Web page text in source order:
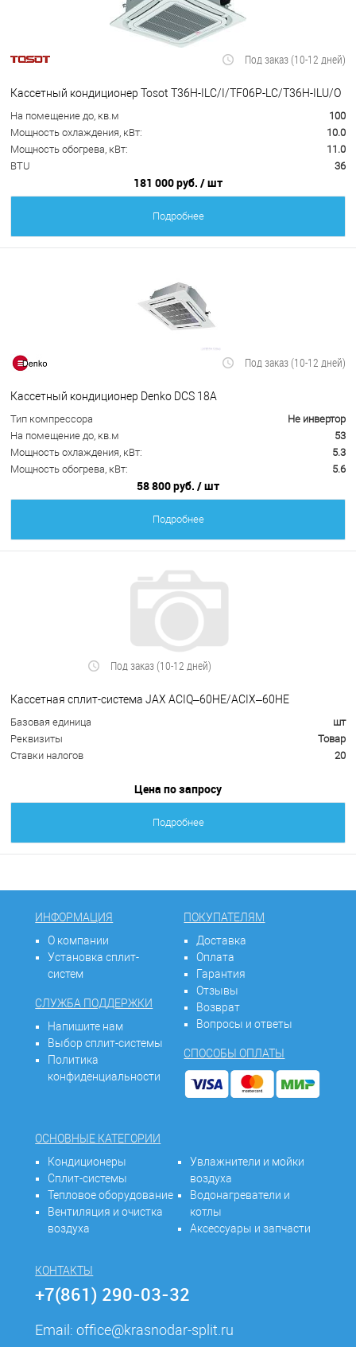
Под заказ (10-12 дней)
Кассетный кондиционер Tosot T36H-ILC/I/TF06P-LC/T36H-ILU/O
На помещение до, кв.м
100
Мощность охлаждения, кВт:
10.0
Мощность обогрева, кВт:
11.0
BTU
36
181 000 руб. / шт
Подробнее
Под заказ (10-12 дней)
Кассетный кондиционер Denko DCS 18A
Тип компрессора
Не инвертор
На помещение до, кв.м
53
Мощность охлаждения, кВт:
5.3
Мощность обогрева, кВт:
5.6
58 800 руб. / шт
Подробнее
Под заказ (10-12 дней)
Кассетная сплит-система JAX ACIQ–60HE/ACIX–60HE
Базовая единица
шт
Реквизиты
Товар
Ставки налогов
20
Цена по запросу
Подробнее
ИНФОРМАЦИЯ
О компании
Установка сплит-
систем
СЛУЖБА ПОДДЕРЖКИ
Напишите нам
Выбор сплит-системы
Политика
конфиденциальности
ПОКУПАТЕЛЯМ
Доставка
Оплата
Гарантия
Отзывы
Возврат
Вопросы и ответы
СПОСОБЫ ОПЛАТЫ
ОСНОВНЫЕ КАТЕГОРИИ
Кондиционеры
Сплит-системы
Тепловое оборудование
Вентиляция и очистка
воздуха
Увлажнители и мойки
воздуха
Водонагреватели и
котлы
Аксессуары и запчасти
КОНТАКТЫ
+7(861) 290-03-32
Email:office@krasnodar-split.ru